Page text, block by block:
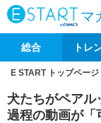
マ
総合 トレ
E START トップページ
犬たちがペア
過程の動画が「